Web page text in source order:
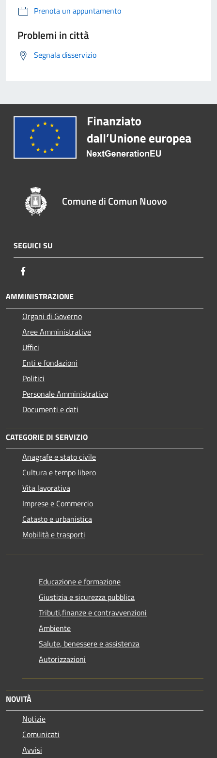
Prenota un appuntamento
Problemi in città
Segnala disservizio
Comune di Comun Nuovo
SEGUICI SU
AMMINISTRAZIONE
Organi di Governo
Aree Amministrative
Uffici
Enti e fondazioni
Politici
Personale Amministrativo
Documenti e dati
CATEGORIE DI SERVIZIO
Anagrafe e stato civile
Cultura e tempo libero
Vita lavorativa
Imprese e Commercio
Catasto e urbanistica
Mobilità e trasporti
Educazione e formazione
Giustizia e sicurezza pubblica
Tributi,finanze e contravvenzioni
Ambiente
Salute, benessere e assistenza
Autorizzazioni
NOVITÀ
Notizie
Comunicati
Avvisi